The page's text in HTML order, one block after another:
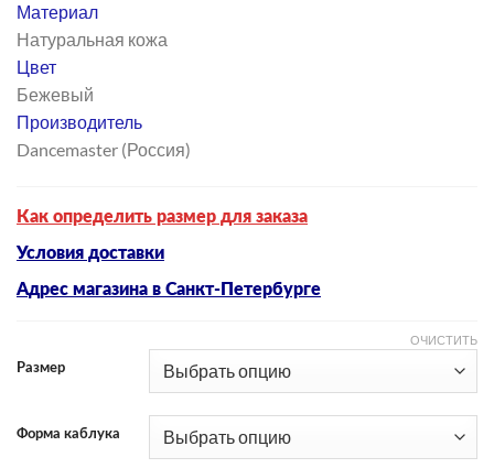
Материал
Натуральная кожа
Цвет
Бежевый
Производитель
Dancemaster (Россия)
Как определить размер для заказа
Условия доставки
Адрес магазина в Санкт-Петербурге
Размер
Форма каблука
ОЧИСТИТЬ